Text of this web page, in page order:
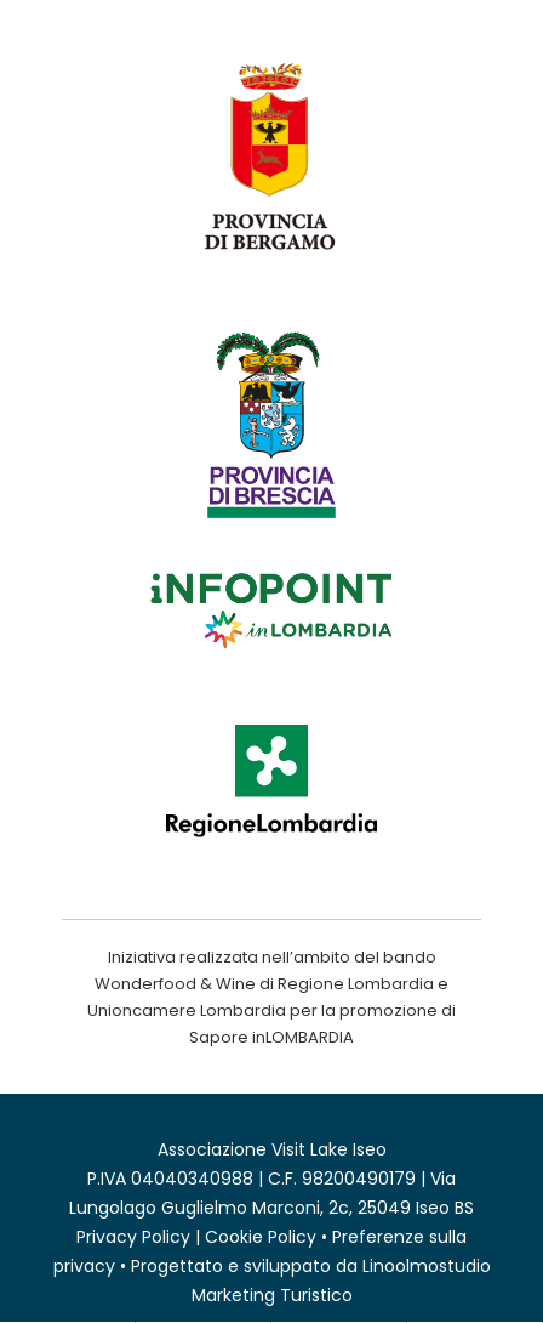
Iniziativa realizzata nell’ambito del bando
Wonderfood & Wine di Regione Lombardia e
Unioncamere Lombardia per la promozione di
Sapore inLOMBARDIA
Associazione Visit Lake Iseo
P.IVA 04040340988 | C.F. 98200490179 | Via
Lungolago Guglielmo Marconi, 2c, 25049 Iseo BS
Privacy Policy | Cookie Policy • Preferenze sulla
privacy• Progettato e sviluppato da Linoolmostudio
Marketing Turistico